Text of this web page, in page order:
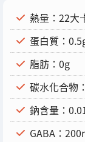
熱量：22大
蛋白質：
脂肪：0g
碳水化合物
鈉含量：
GABA：